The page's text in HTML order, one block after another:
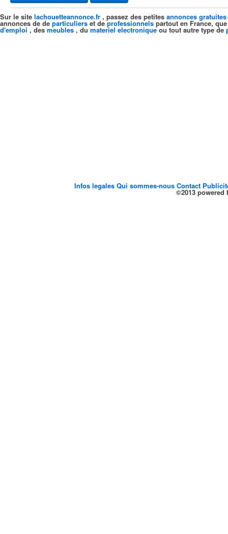
Sur le site lachouetteannonce.fr , passez des petites annonces gratuites
annonces de de particuliers et deprofessionnels partout en France,
d'emploi , des meubles , du materiel electroniqueou tout autre type de
Infos legalesQui sommes-nousContact
©2013 powered